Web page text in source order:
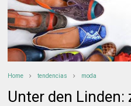
Home tendencias moda
Unter den